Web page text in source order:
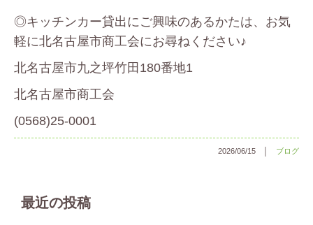
◎キッチンカー貸出にご興味のあるかたは、お気
軽に北名古屋市商工会にお尋ねください♪
北名古屋市九之坪竹田180番地1
北名古屋市商工会
(0568)25-0001
2026/06/15 │ ブログ
最近の投稿